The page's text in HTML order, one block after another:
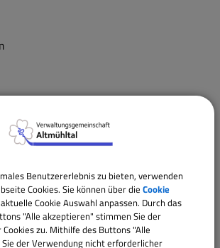
Benutzererlebnis zu bieten, verwenden
Cookies. Sie können über die Cookie
Cookie Auswahl anpassen. Durch das
"Alle akzeptieren" stimmen Sie der
zu. Mithilfe des Buttons "Alle
der Verwendung nicht erforderlicher